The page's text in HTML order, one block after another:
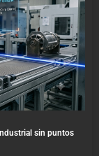
sin puntos